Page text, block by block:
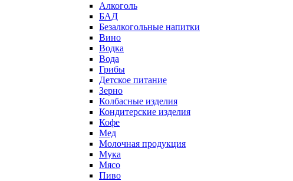
Алкоголь
БАД
Безалкогольные напитки
Вино
Водка
Вода
Грибы
Детское питание
Зерно
Колбасные изделия
Кондитерские изделия
Кофе
Мед
Молочная продукция
Мука
Мясо
Пиво